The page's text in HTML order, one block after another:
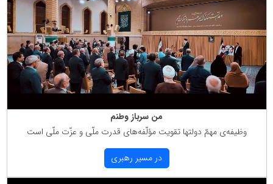
من سرباز وطنم
وظیفه‌ی مهمّ دولتها تقویت مؤلّفه‌های قدرت ملّی و عزّت ملّی است
در مسیر رهبری